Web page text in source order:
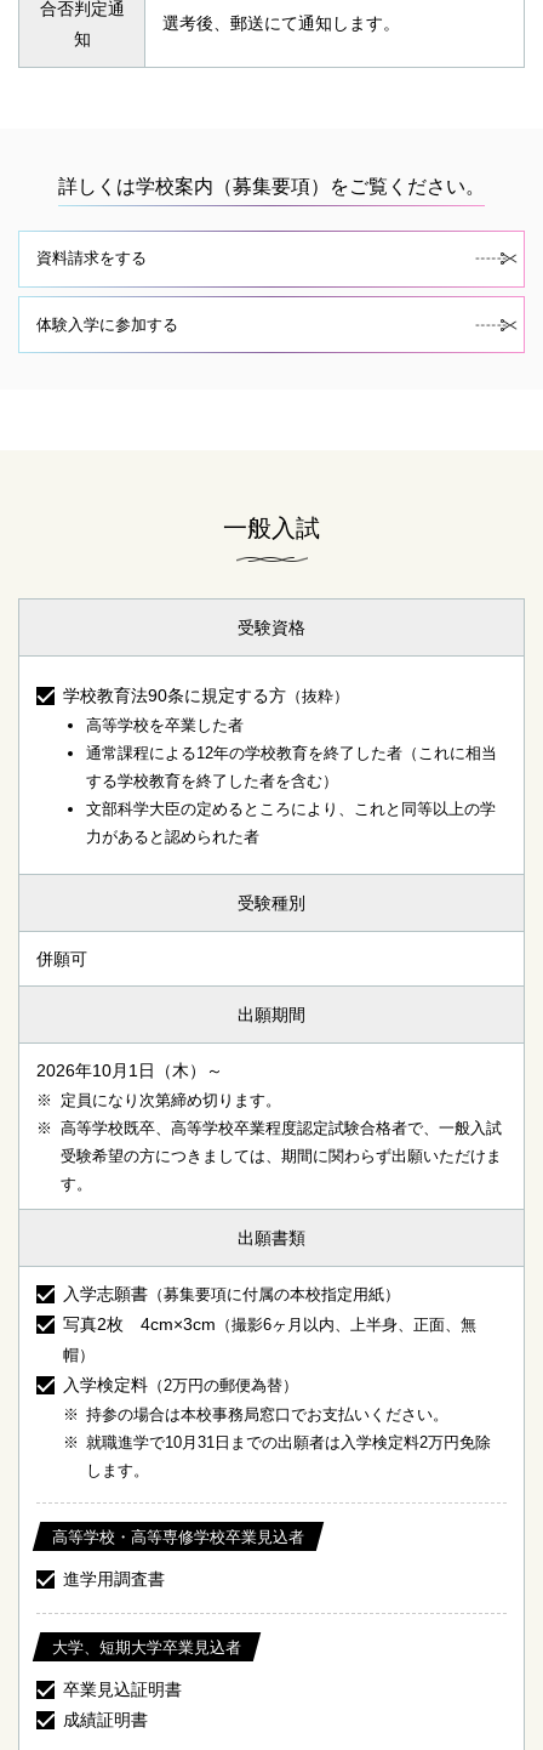
合否判定通
知
選考後、郵送にて通知します。
詳しくは学校案内（募集要項）をご覧ください。
資料請求をする
体験入学に参加する
一般入試
受験資格
学校教育法90条に規定する方（抜粋）
高等学校を卒業した者
通常課程による12年の学校教育を終了した者（これに相当
する学校教育を終了した者を含む）
文部科学大臣の定めるところにより、これと同等以上の学
力があると認められた者
受験種別
併願可
出願期間
2026年10月1日（木）～
定員になり次第締め切ります。
高等学校既卒、高等学校卒業程度認定試験合格者で、一般入試
受験希望の方につきましては、期間に関わらず出願いただけま
す。
出願書類
入学志願書（募集要項に付属の本校指定用紙）
写真2枚 4cm×3cm （撮影6ヶ月以内、上半身、正面、無
帽）
入学検定料（2万円の郵便為替）
持参の場合は本校事務局窓口でお支払いください。
就職進学で10月31日までの出願者は入学検定料2万円免除
します。
高等学校・高等専修学校卒業見込者
進学用調査書
大学、短期大学卒業見込者
卒業見込証明書
成績証明書